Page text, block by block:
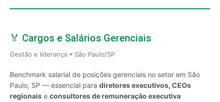
🏅 Cargos e Salários Gerenciais
Gestão e liderança • São Paulo/SP
Benchmark salarial de posições gerenciais no setor em São
Paulo, SP — essencial para diretores executivos, CEOs
regionais e consultores de remuneração executiva